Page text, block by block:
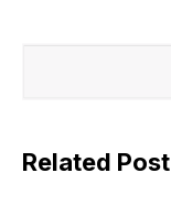
Related Post